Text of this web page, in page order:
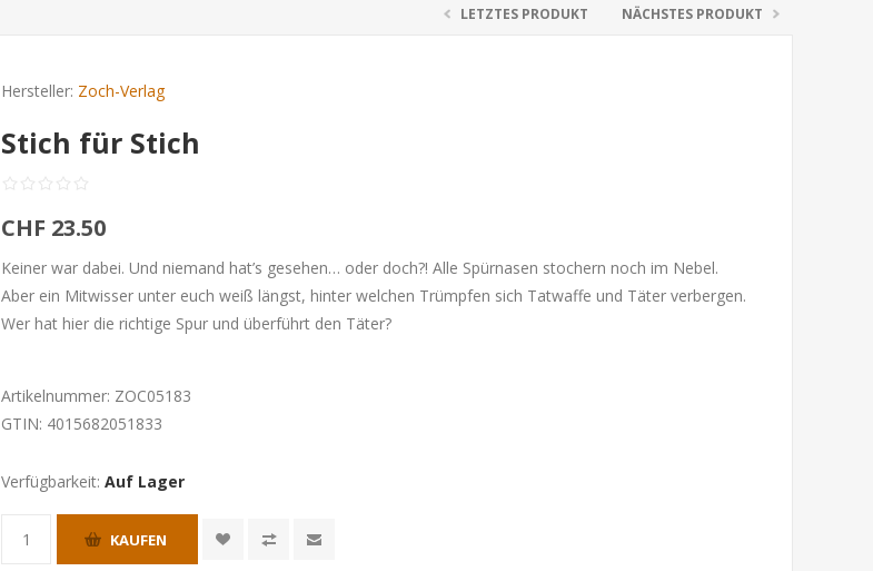
LETZTES PRODUKT NÄCHSTES PRODUKT
Hersteller: Zoch-Verlag
Stich für Stich
CHF 23.50
Keiner war dabei. Und niemand hat’s gesehen… oder doch?! Alle Spürnasen stochern noch im Nebel.
Aber ein Mitwisser unter euch weiß längst, hinter welchen Trümpfen sich Tatwaffe und Täter verbergen.
Wer hat hier die richtige Spur und überführt den Täter?
Artikelnummer: ZOC05183
GTIN: 4015682051833
Verfügbarkeit: Auf Lager
KAUFEN